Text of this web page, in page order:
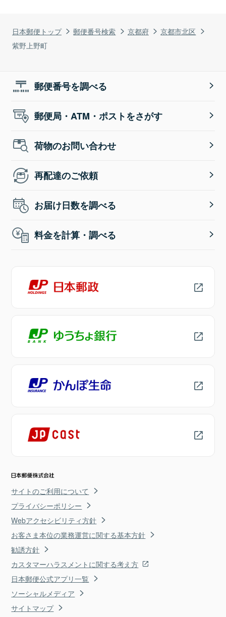
日本郵便トップ 郵便番号検索 京都府
京都市北区
紫野上野町
郵便番号を調べる
郵便局・ATM・ポストをさがす
荷物のお問い合わせ
再配達のご依頼
お届け日数を調べる
料金を計算・調べる
サイトのご利用について
プライバシーポリシー
Webアクセシビリティ方針
お客さま本位の業務運営に関する基本方針
勧誘方針
カスタマーハラスメントに関する考え方
日本郵便公式アプリ一覧
ソーシャルメディア
サイトマップ